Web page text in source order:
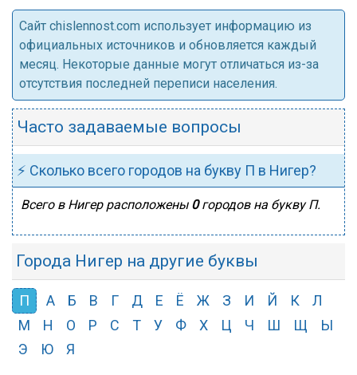
Cайт chislennost.com использует информацию из
официальных источников и обновляется каждый
месяц. Некоторые данные могут отличаться из-за
отсутствия последней переписи населения.
Часто задаваемые вопросы
⚡ Сколько всего городов на букву П в Нигер?
Всего в Нигер расположены 0городов на букву П.
Города Нигер на другие буквы
П А Б В Г Д Е Ё Ж З И Й К
Л
М
Н О Р С Т У Ф Х Ц Ч Ш Щ
Ы
Э
Ю Я